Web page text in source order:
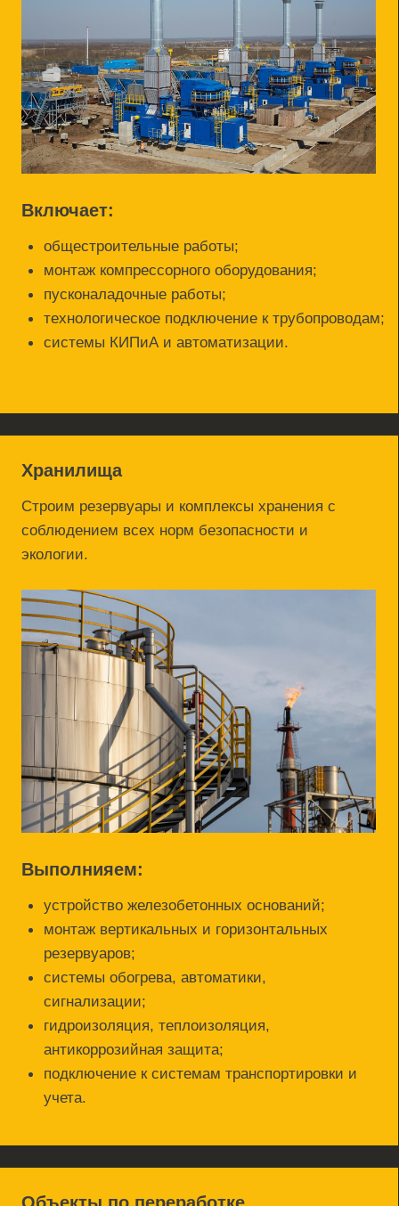
устройство железобетонных оснований;
монтаж вертикальных и горизонтальных
резервуаров;
системы обогрева, автоматики,
сигнализации;
учета.
строительство зданий и сооружений;
прокладка трубопроводных систем;
производственные цепочки.
Работы включают:
Реализация сложных технологических
Объекты по переработке
объектов в составе производств.
Промышленное строительство